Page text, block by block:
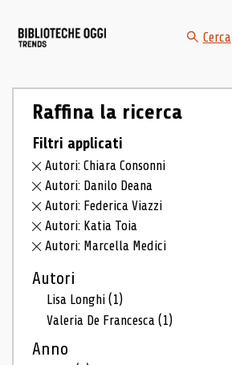
Cerca
Raffina la ricerca
Filtri applicati
Autori: Chiara Consonni
Autori: Danilo Deana
Autori: Federica Viazzi
Autori: Katia Toia
Autori: Marcella Medici
Autori
Lisa Longhi(1)
Valeria De Francesca(1)
Anno